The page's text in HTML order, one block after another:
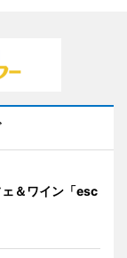
＆ワイン「esc